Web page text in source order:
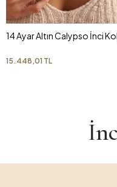
14 Ayar Altın Calypso İnci
15.448,01 TL